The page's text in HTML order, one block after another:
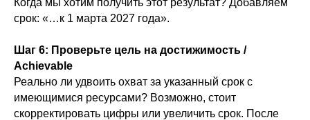
срок: «…к 1 марта 2027 года».
Шаг 6: Проверьте цель на достижимость /
Achievable
Реально ли удвоить охват за указанный срок с
имеющимися ресурсами? Возможно, стоит
скорректировать цифры или увеличить срок. После